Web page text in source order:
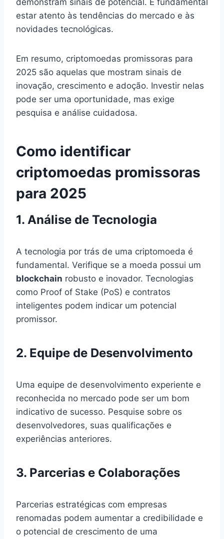
estar atento às tendências do mercado e às
novidades tecnológicas.
Em resumo, criptomoedas promissoras para
2025 são aquelas que mostram sinais de
inovação, crescimento e adoção. Investir nelas
pode ser uma oportunidade, mas exige
pesquisa e análise cuidadosa.
Como identificar
criptomoedas promissoras
para 2025
1. Análise de Tecnologia
A tecnologia por trás de uma criptomoeda é
fundamental. Verifique se a moeda possui um
blockchain robusto e inovador. Tecnologias
como Proof of Stake (PoS) e contratos
inteligentes podem indicar um potencial
promissor.
2. Equipe de Desenvolvimento
Uma equipe de desenvolvimento experiente e
reconhecida no mercado pode ser um bom
indicativo de sucesso. Pesquise sobre os
desenvolvedores, suas qualificações e
experiências anteriores.
3. Parcerias e Colaborações
Parcerias estratégicas com empresas
renomadas podem aumentar a credibilidade e
o potencial de crescimento de uma